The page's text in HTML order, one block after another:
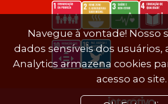
Navegue à vontade! Nosso
dados sensíveis dos usuários,
Analytics armazena cookies
acesso ao site.